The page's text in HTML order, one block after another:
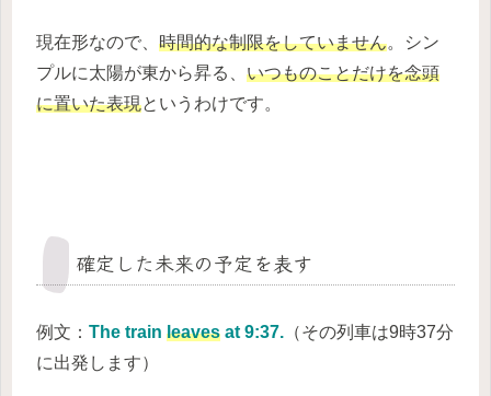
現在形なので、 時間的な制限をしていません。シン
プルに太陽が東から昇る、 いつものことだけを念頭
に置いた表現というわけです。
確定した未来の予定を表す
例文： The train leaves at 9:37. （その列車は9時37分
に出発します）